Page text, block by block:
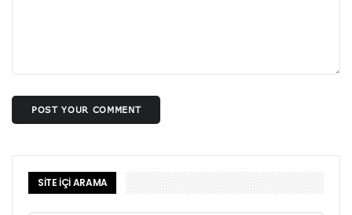
POST YOUR COMMENT
SİTE İÇİ ARAMA